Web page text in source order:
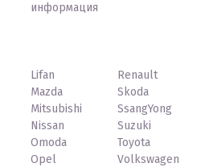
информация
Lifan
Mazda
Mitsubishi
Nissan
Omoda
Opel
Renault
Skoda
SsangYong
Suzuki
Toyota
Volkswagen